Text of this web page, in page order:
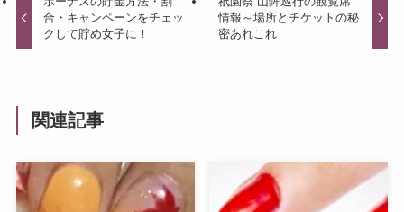
合・キャンペーンをチェッ
クして貯め女子に！
情報～場所とチケットの秘
密あれこれ
関連記事